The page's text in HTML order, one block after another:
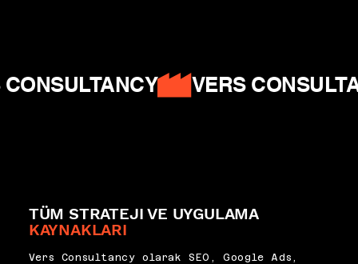
CONSULTANCY
TÜM STRATEJI VE UYGULAMA
KAYNAKLARI
Vers Consultancy olarak SEO, Google Ads,